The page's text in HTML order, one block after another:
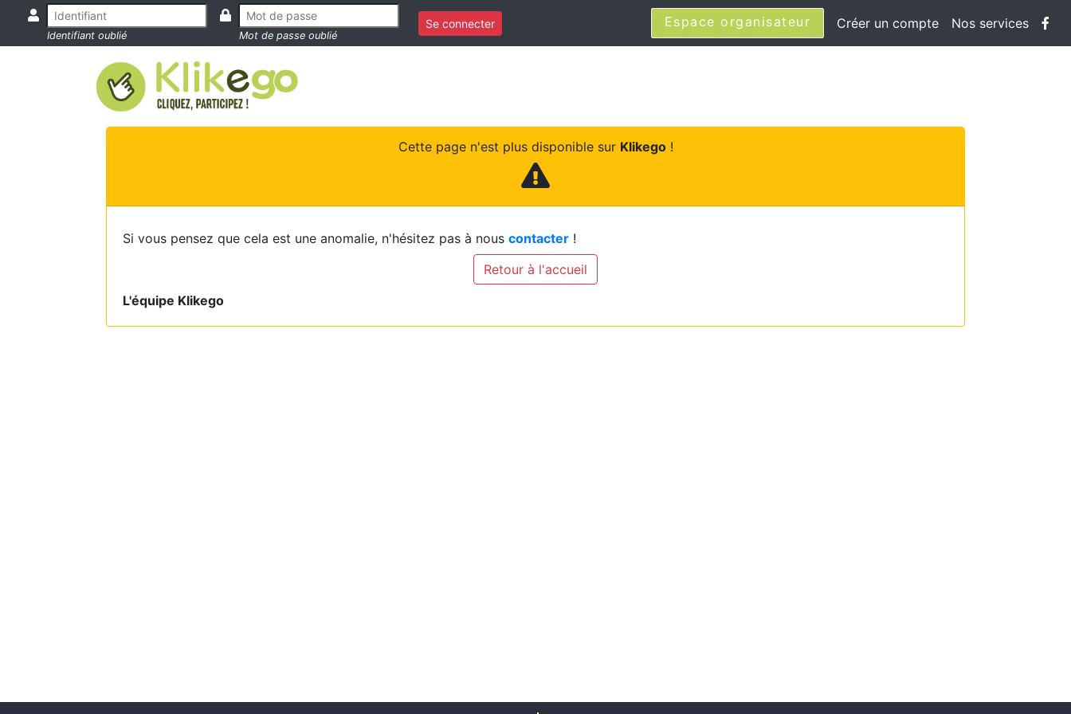
Identifiant oublié Mot de passe oublié
Se connecter Espace organisateur Créer un compte Nos services
Cette page n'est plus disponible sur Klikego!
Si vous pensez que cela est une anomalie, n'hésitez pas à nous contacter !
Retour à l'accueil
L'équipe Klikego